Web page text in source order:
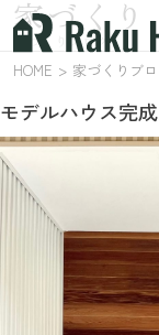
家づくりブログ
家づく
HOME 家づくりブ
モデルハウス完成